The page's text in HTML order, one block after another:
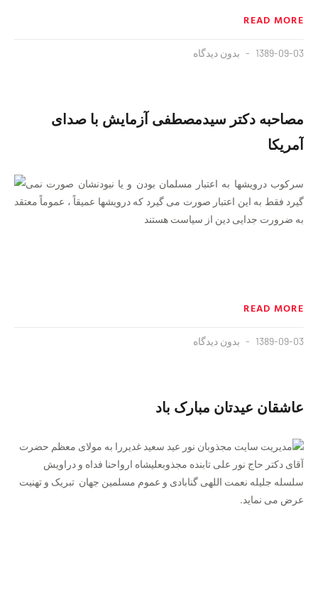
READ MORE
1389-09-03 بدون دیدگاه
مصاحبه دکتر سیدمصطفی آزمایش با صدای
آمریکا
سرکوب درویشها به اعتبار مسلمان بودن و یا نبودنشان صورت نمی
گیرد فقط به این اعتبار صورت می گیرد که درویشها عمیقاً ، عموماً معتقد
به ضرورت جدایی دین از سیاست هستند
READ MORE
1389-09-03 بدون دیدگاه
عاشقان عیدتان مبارک باد
مدیریت سایت مجذوبان نور عید سعید غدیررا به مولای معظم حضرت
آقای دکتر حاج نور علی تابنده مجذوبعلیشاه ارواحنا فداه و دراویش
سلسله جلیله نعمت اللهی گنابادی و عموم مسلمین جهان تبریک و تهنیت
عرض می نماید.